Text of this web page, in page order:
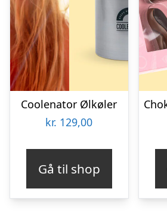
Coolenator Ølkøler
kr. 129,00
Gå til shop